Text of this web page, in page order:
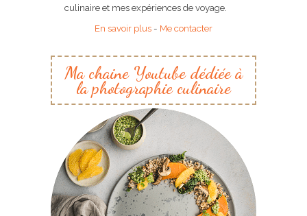
culinaire et mes expériences de voyage.
En savoir plus - Me contacter
Ma chaine Youtube dédiée à
la photographie culinaire